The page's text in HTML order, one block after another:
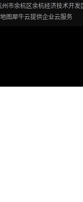
州市余杭区余杭经济技术开
图犀牛云提供企业云服务